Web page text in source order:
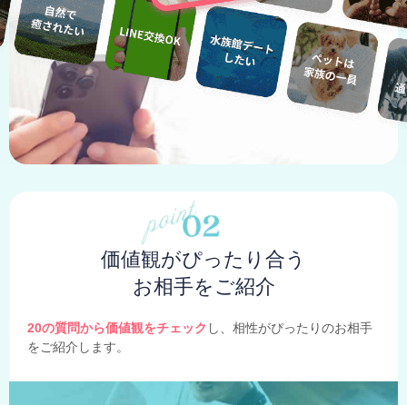
価値観がぴったり合う
お相手をご紹介
20の質問から価値観をチェック し、相性がぴったりのお相手
をご紹介します。